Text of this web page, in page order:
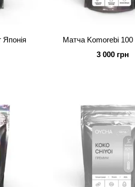
Матча Komorebi 100
3 000 грн